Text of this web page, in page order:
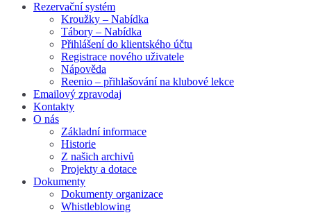
Rezervační systém
Kroužky – Nabídka
Tábory – Nabídka
Přihlášení do klientského účtu
Registrace nového uživatele
Nápověda
Reenio – přihlašování na klubové lekce
Emailový zpravodaj
Kontakty
O nás
Základní informace
Historie
Z našich archivů
Projekty a dotace
Dokumenty
Dokumenty organizace
Whistleblowing